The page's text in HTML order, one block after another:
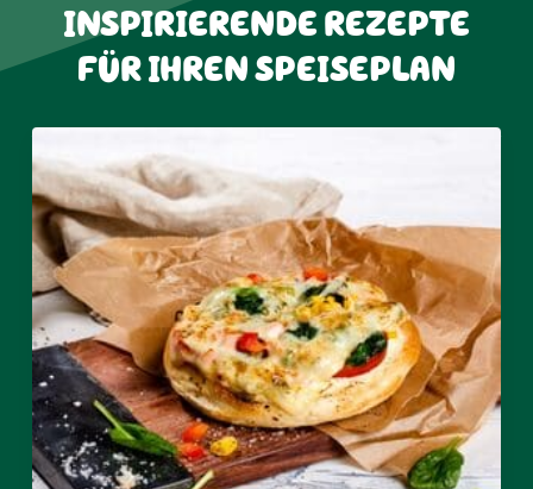
INSPIRIERENDE REZEPTE
FÜR IHREN SPEISEPLAN